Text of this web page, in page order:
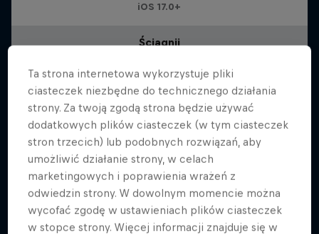
iOS 17.0+
Ściągnij
Ta strona internetowa wykorzystuje pliki
ciasteczek niezbędne do technicznego działania
strony. Za twoją zgodą strona będzie używać
dodatkowych plików ciasteczek (w tym ciasteczek
stron trzecich) lub podobnych rozwiązań, aby
umożliwić działanie strony, w celach
marketingowych i poprawienia wrażeń z
odwiedzin strony. W dowolnym momencie można
wycofać zgodę w ustawieniach plików ciasteczek
w stopce strony. Więcej informacji znajduje się w